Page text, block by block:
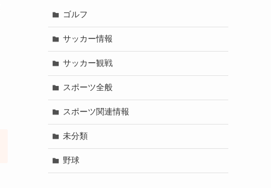
ゴルフ
サッカー情報
サッカー観戦
スポーツ全般
スポーツ関連情報
未分類
野球